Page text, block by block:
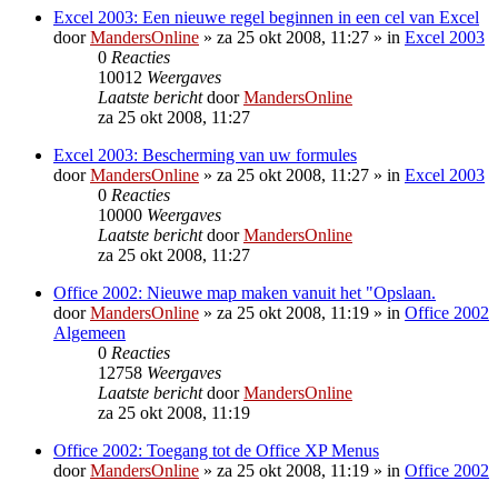
Excel 2003: Een nieuwe regel beginnen in een cel van Excel
doorMandersOnline » za 25 okt 2008, 11:27 » in Excel 2003
0 Reacties
10012 Weergaves
Laatste berichtdoorMandersOnline
za 25 okt 2008, 11:27
Excel 2003: Bescherming van uw formules
doorMandersOnline » za 25 okt 2008, 11:27 » in Excel 2003
0 Reacties
10000 Weergaves
Laatste berichtdoorMandersOnline
za 25 okt 2008, 11:27
Office 2002: Nieuwe map maken vanuit het "Opslaan.
doorMandersOnline » za 25 okt 2008, 11:19 » in Office 2002
Algemeen
0 Reacties
12758 Weergaves
Laatste berichtdoorMandersOnline
za 25 okt 2008, 11:19
Office 2002: Toegang tot de Office XP Menus
doorMandersOnline » za 25 okt 2008, 11:19 » in Office 2002